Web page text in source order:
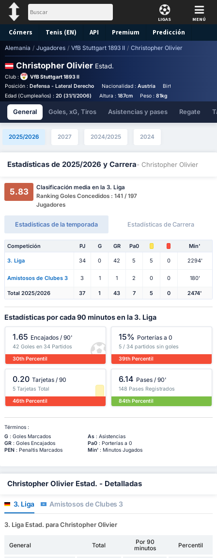
LIGAS MENÚ
Córners Tenis (EN) API Premium Predicción
Alemania / Jugadores / VfB Stuttgart 1893 II / Christopher Olivier
Christopher Olivier Estad.
Club :
VfB Stuttgart 1893 II
Posición : Defensa - Lateral Derecho Nacionalidad : Austria Birthplace :
Edad (Cumpleaños) : 20 (31/1/2006) Altura : 187cm Peso :81kg
General Goles, xG, Tiros Asistencias y pases Regate
2025/2026 2027 2024/2025 2024
Estadísticas de 2025/2026 y Carrera- Christopher Olivier
5.83
Clasificación media en la 3. Liga
Ranking Goles Concedidos : 141 / 197
Jugadores
Estadísticas de la temporada Estadísticas de Carrera
Competición PJ G GR Pa0 Min'
3. Liga 34 0 42 5 5 0 2294'
Amistosos de Clubes 3 3 1 1 2 0 0 180'
Total 2025/2026 37 1 43 7 5 0 2474'
Estadísticas por cada 90 minutos en la 3. Liga
1.65 Encajados / 90'
42 Goles en 34 Partidos
30th Percentil
15% Porterías a 0
5 / 34 partidos sin goles
39th Percentil
0.20 Tarjetas / 90
5 Tarjetas Total
46th Percentil
6.14 Pases / 90'
148 Pases Registrados
84th Percentil
Términos :
G: Goles Marcados As: Asistencias
GR: Goles Encajados Pa0: Porterías a 0
PEN : Penaltis Marcados Min': Minutos Jugados
Christopher Olivier Estad. - Detalladas
3. Liga Amistosos de Clubes 3
3. Liga Estad. para Christopher Olivier
General Total
Por 90
minutos
Percentil